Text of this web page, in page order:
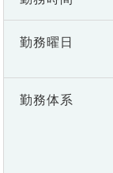
勤務曜日
勤務体系